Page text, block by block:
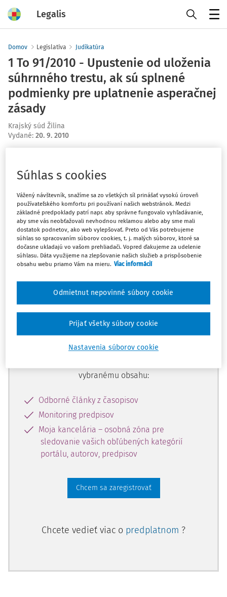
Legalis
Domov Legislatíva Judikatúra
1 To 91/2010 - Upustenie od uloženia
súhrnného trestu, ak sú splnené
podmienky pre uplatnenie asperačnej
zásady
Krajský súd Žilina
Vydané: 20. 9. 2010
Ups, zatiaľ ste si prečítali len
začiatok...
Celý odborný obsah z tejto oblasti je
dostupný predplatiteľom portálu.
Odomknite si prístup k odbornému
obsahu a získajte prístup na 10 dní
zdarma, stačí sa len zaregistrovať.
vybranému obsahu:
Odborné články z časopisov
Monitoring predpisov
Moja kancelária – osobná zóna pre
sledovanie vašich obľúbených kategórií
portálu, autorov, predpisov
Chcem sa zaregistrovať
Chcete vedieť viac o predplatnom ?
Súhlas s cookies
Vážený návštevník, snažíme sa zo všetkých síl prinášať vysokú úroveň
používateľského komfortu pri používaní našich webstránok. Medzi
základné predpoklady patrí napr. aby správne fungovalo vyhľadávanie,
aby sme vás neobťažovali nevhodnou reklamou alebo aby sme mali
dostatok podnetov, ako web vylepšovať. Preto od Vás potrebujeme
súhlas so spracovaním súborov cookies, t. j. malých súborov, ktoré sa
dočasne ukladajú vo vašom prehliadači. Vopred ďakujeme za udelenie
súhlasu. Dáta využijeme na zlepšovanie našich služieb a prispôsobenie
obsahu webu priamo Vám na mieru. Viac informácií
Nastavenia súborov cookie
Odmietnut nepovinné súbory cookie
Prijať všetky súbory cookie